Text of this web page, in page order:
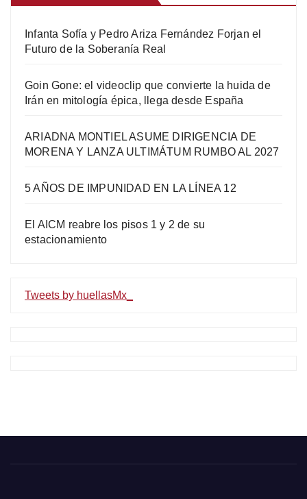
Infanta Sofía y Pedro Ariza Fernández Forjan el
Futuro de la Soberanía Real
Goin Gone: el videoclip que convierte la huida de
Irán en mitología épica, llega desde España
ARIADNA MONTIEL ASUME DIRIGENCIA DE
MORENA Y LANZA ULTIMÁTUM RUMBO AL 2027
5 AÑOS DE IMPUNIDAD EN LA LÍNEA 12
El AICM reabre los pisos 1 y 2 de su
estacionamiento
Tweets by huellasMx_